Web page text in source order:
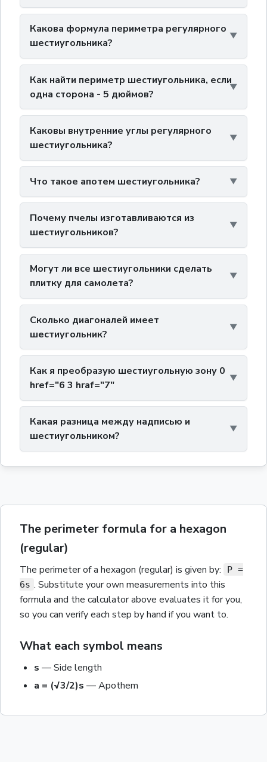
Какова формула периметра регулярного
шестиугольника?
Как найти периметр шестиугольника, если
одна сторона - 5 дюймов?
Каковы внутренние углы регулярного
шестиугольника?
Что такое апотем шестиугольника?
Почему пчелы изготавливаются из
шестиугольников?
Могут ли все шестиугольники сделать
плитку для самолета?
Сколько диагоналей имеет
шестиугольник?
Как я преобразую шестиугольную зону 0
href="6 3 hraf="7"
Какая разница между надписью и
шестиугольником?
The perimeter formula for a hexagon
(regular)
The perimeterof a hexagon (regular) is given by:
P =
6s . Substitute your own measurements into this
formula and the calculator above evaluates it for you,
so you can verify each step by hand if you want to.
What each symbol means
s —Side length
a = (√3/2)s —Apothem